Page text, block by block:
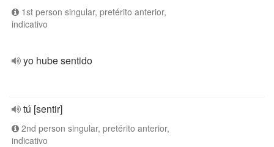
1st person singular, pretérito anterior,
indicativo
yo hube sentido
tú [sentir]
2nd person singular, pretérito anterior,
indicativo